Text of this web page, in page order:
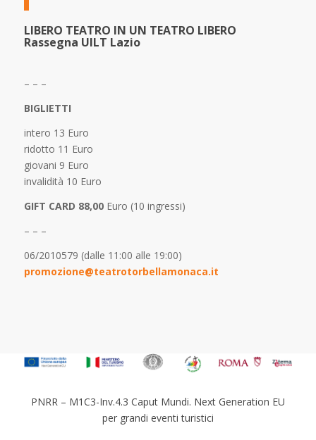
LIBERO TEATRO IN UN TEATRO LIBERO
Rassegna UILT Lazio
– – –
BIGLIETTI
intero 13 Euro
ridotto 11 Euro
giovani 9 Euro
invalidità 10 Euro
GIFT CARD 88,00Euro (10 ingressi)
– – –
06/2010579 (dalle 11:00 alle 19:00)
promozione@teatrotorbellamonaca.it
PNRR – M1C3-Inv.4.3 Caput Mundi. Next Generation EU
per grandi eventi turistici